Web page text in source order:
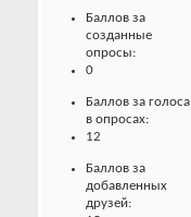
Баллов за
созданные
опросы:
0
Баллов за голоса
в опросах:
12
Баллов за
добавленных
друзей: